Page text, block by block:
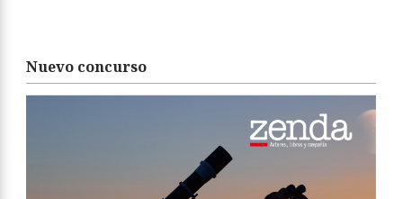
Nuevo concurso